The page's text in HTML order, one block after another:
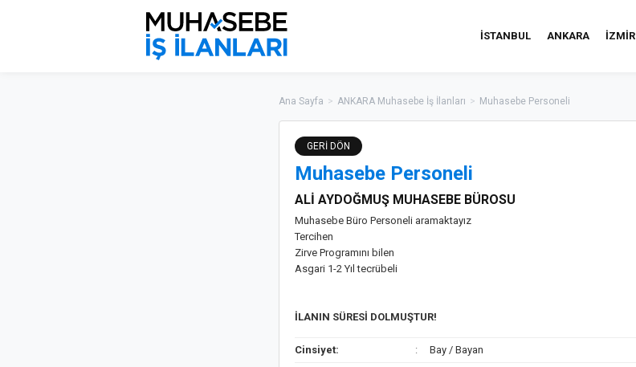
İSTANBUL ANKARA İZMİR
Ana Sayfa > ANKARA Muhasebe İş İlanları > Muhasebe Personeli
GERİ DÖN
Muhasebe Personeli
ALİ AYDOĞMUŞ MUHASEBE BÜROSU
Muhasebe Büro Personeli aramaktayız
Tercihen
Zirve Programını bilen
Asgari 1-2 Yıl tecrübeli
İLANIN SÜRESİ DOLMUŞTUR!
Cinsiyet: Bay / Bayan